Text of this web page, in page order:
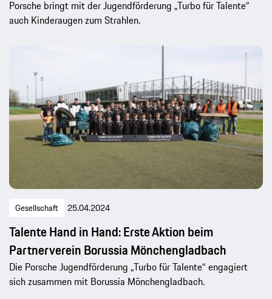
Porsche bringt mit der Jugendförderung „Turbo für Talente“
auch Kinderaugen zum Strahlen.
Gesellschaft 25.04.2024
Talente Hand in Hand: Erste Aktion beim
Partnerverein Borussia Mönchengladbach
Die Porsche Jugendförderung „Turbo für Talente“ engagiert
sich zusammen mit Borussia Mönchengladbach.